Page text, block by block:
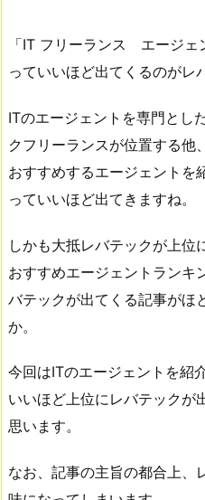
「IT フリーランス エージェ
っていいほど出てくるのがレ
ITのエージェントを専門とし
クフリーランスが位置する他
おすすめするエージェントを
っていいほど出てきますね。
しかも大抵レバテックが上位
おすすめエージェントランキ
バテックが出てくる記事がほ
か。
今回はITのエージェントを紹
いいほど上位にレバテックが
思います。
なお、記事の主旨の都合上、